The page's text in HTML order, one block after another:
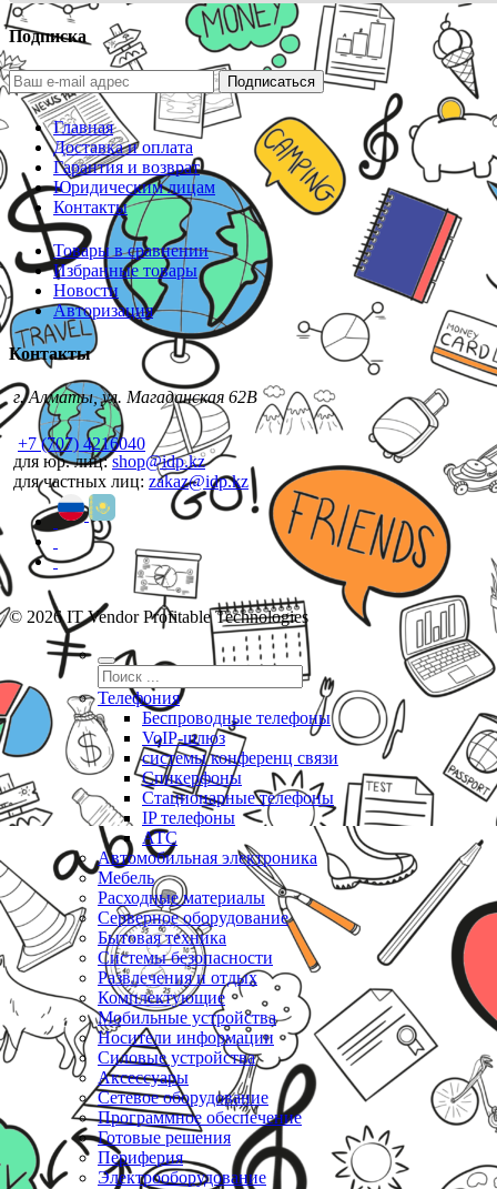
Подписка
Подписаться
Главная
Доставка и оплата
Гарантия и возврат
Юридическим лицам
Контакты
Товары в сравнении
Избранные товары
Новости
Авторизация
Контакты
г. Алматы, ул. Магаданская 62В
+7 (707) 4216040
для юр. лиц:shop@idp.kz
для частных лиц: zakaz@idp.kz
© 2026 IT Vendor Profitable Technologies
Телефония
Беспроводные телефоны
VoIP-шлюз
системы конференц связи
Спикерфоны
Стационарные телефоны
IP телефоны
АТС
Автомобильная электроника
Мебель
Расходные материалы
Серверное оборудование
Бытовая техника
Системы безопасности
Развлечения и отдых
Комплектующие
Мобильные устройства
Носители информации
Силовые устройства
Аксессуары
Сетевое оборудование
Программное обеспечение
Готовые решения
Периферия
Электрооборудование